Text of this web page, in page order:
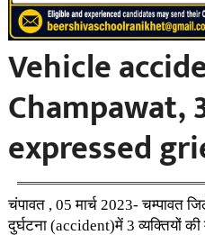
Vehicle
Champawat,
expressed
चंपावत , 05 मार्च 2023- चम्पावत
दुर्घटना (accident)में 3 व्यक्तियों